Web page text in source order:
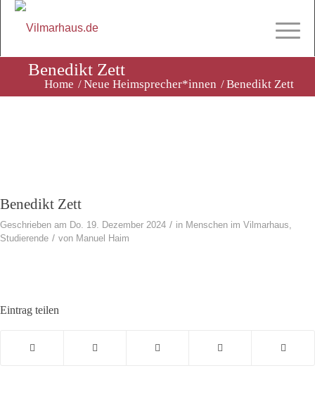
Benedikt Zett
Home /Neue Heimsprecher*innen /Benedikt Zett
Benedikt Zett
Geschrieben am Do. 19. Dezember 2024 / in Menschen im Vilmarhaus,
Studierende / von Manuel Haim
Eintrag teilen